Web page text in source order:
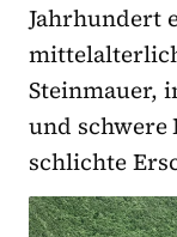
Jahrhundert
Steinmauer,
und schwere
schlichte